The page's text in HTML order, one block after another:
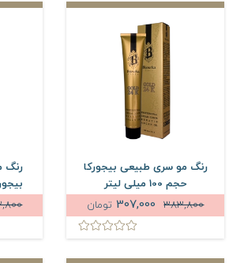
رنگ مو سری طبیعی بیجورکا
حجم 100 میلی لیتر
383,800
تومان
رنگ
بیجورکا